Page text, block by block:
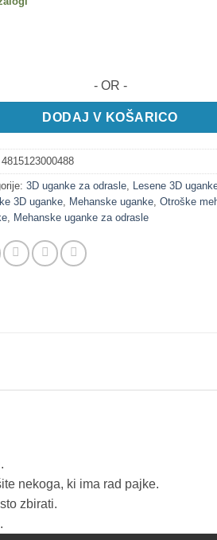
- OR -
DODAJ V KOŠARICO
4815123000488
3D uganke za odrasle, Lesene 3D
3D uganke, Mehanske uganke, Otroške
, Mehanske uganke za odrasle
nekoga, ki ima rad pajke.
zbirati.